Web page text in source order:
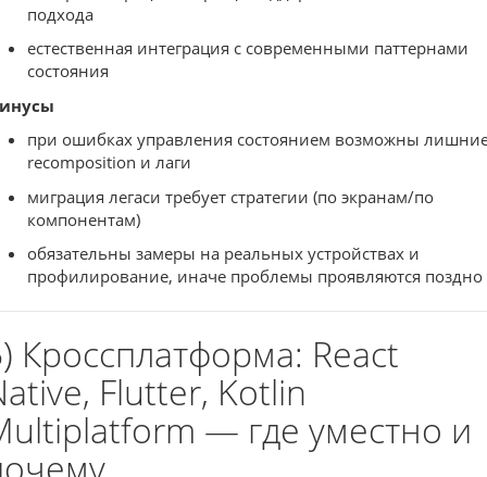
подхода
естественная интеграция с современными паттернами
состояния
при ошибках управления состоянием возможны
recomposition и лаги
миграция легаси требует стратегии (по экранам/по
компонентам)
обязательны замеры на реальных устройствах и
профилирование, иначе проблемы проявляются поздно
Кроссплатформа: React
Flutter, Kotlin
— где уместно и